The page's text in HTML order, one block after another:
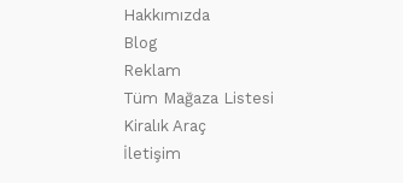
Hakkımızda
Blog
Reklam
Tüm Mağaza Listesi
Kiralık Araç
İletişim